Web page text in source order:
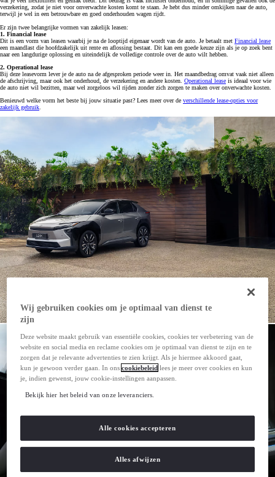
verzekering, zodat je niet voor onverwachte kosten komt te staan. Je hebt dus minder omkijken naar de auto,
terwijl je wel in een betrouwbare en goed onderhouden wagen rijdt.
Er zijn twee belangrijke vormen van zakelijk leasen:
1. Financial lease
Dit is een vorm van leasen waarbij je na de looptijd eigenaar wordt van de auto. Je betaalt met Financial lease
een maandlast die hoofdzakelijk uit rente en aflossing bestaat. Dit kan een goede keuze zijn als je op zoek bent
naar een langdurige oplossing en uiteindelijk de volledige controle over de auto wilt hebben.
2. Operational lease
Bij deze leasevorm lever je de auto na de afgesproken periode weer in. Het maandbedrag omvat vaak niet alleen
de afschrijving, maar ook het onderhoud, de verzekering en andere kosten. Operational lease is ideaal voor wie
de auto niet wil bezitten, maar wel zorgeloos wil rijden zonder zich zorgen te maken over onverwachte kosten.
Benieuwd welke vorm het beste bij jouw situatie past? Lees meer over de verschillende lease-opties voor
zakelijk gebruik
Wij gebruiken cookies om je optimaal van dienst te
zijn
Deze website maakt gebruik van essentiële cookies, cookies ter verbetering van de
website en social media en reclame cookies om je optimaal van dienst te zijn en te
zorgen dat je relevante advertenties te zien krijgt. Als je hiermee akkoord gaat,
kun je gewoon verder gaan. In onscookiebeleid lees je meer over cookies en kun
je, indien gewenst, jouw cookie-instellingen aanpassen.
Bekijk hier het beleid van onze leveranciers.
Alles afwijzen
Alle cookies accepteren